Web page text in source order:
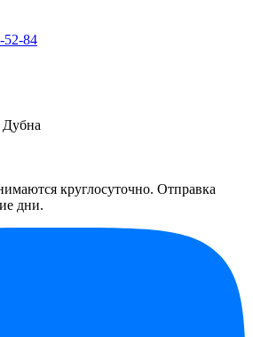
52-84
Дубна
круглосуточно. Отправка
дни.